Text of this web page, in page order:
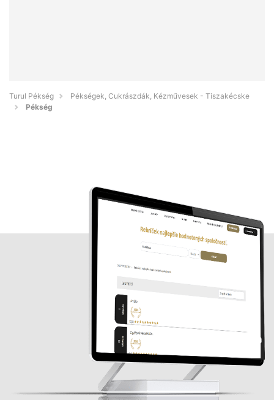
Turul Pékség
Pékségek, Cukrászdák, Kézművesek - Tiszakécske
Pékség